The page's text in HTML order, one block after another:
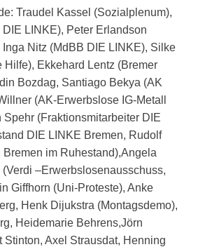
Traudel Kassel (Sozialplenum),
LINKE), Peter Erlandson
Nitz (MdBB DIE LINKE), Silke
Hilfe), Ekkehard Lentz (Bremer
Bozdag, Santiago Bekya (AK
(AK-Erwerbslose IG-Metall
Spehr (Fraktionsmitarbeiter DIE
DIE LINKE Bremen, Rudolf
Bremen im Ruhestand),Angela
–Erwerbslosenausschuss,
Giffhorn (Uni-Proteste), Anke
Henk Dijukstra (Montagsdemo),
Heidemarie Behrens,Jörn
Stinton, Axel Strausdat, Henning